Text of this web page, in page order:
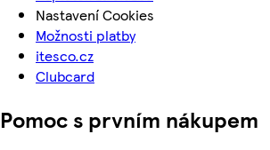
Nastavení Cookies
Možnosti platby
itesco.cz
Clubcard
Pomoc s prvním nákupem